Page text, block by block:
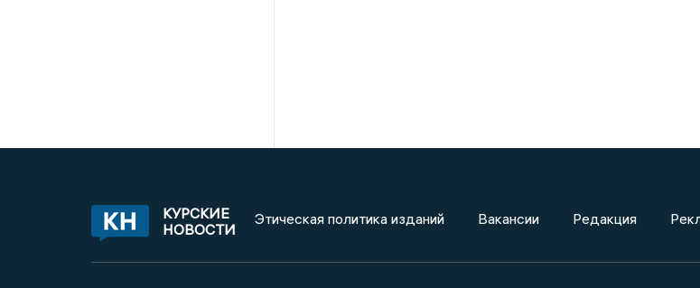
КУРСКИЕ
НОВОСТИ
Этическая политика изданий Вакансии Редакция